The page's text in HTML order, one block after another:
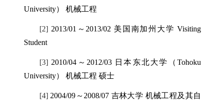
University） 机械工程
[2] 2013/01 ～ 2013/02 美国南加州大学 Visiting
Student
[3] 2010/04 ～ 2012/03 日本东北大学（Tohoku
University） 机械工程 硕士
[4] 2004/09 ～ 2008/07 吉林大学 机械工程及其自